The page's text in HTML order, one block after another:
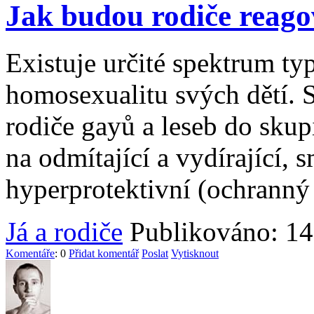
Jak budou rodiče
Existuje určité spektrum
homosexualitu svých dětí.
rodiče gayů a leseb do
na odmítající a vydírající,
hyperprotektivní
Já a rodiče Publikováno:
Komentáře: 0 Přidat komentář Poslat Vytisknout